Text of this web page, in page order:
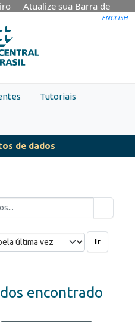
Atualize sua Barra de
ENGLISH
Tutoriais
de dados
Ir
encontrado